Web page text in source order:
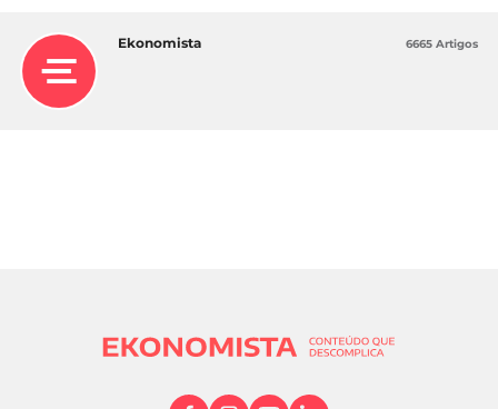
Ekonomista 6665 Artigos